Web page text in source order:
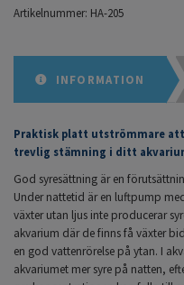
Artikelnummer: HA-205
INFORMATION
Praktisk platt utströmmare
trevlig stämning i ditt
God syresättning är en
Under nattetid är en luftpump
växter utan ljus inte producerar
akvarium där de finns få växter
en god vattenrörelse på ytan. I
akvariumet mer syre på natten,